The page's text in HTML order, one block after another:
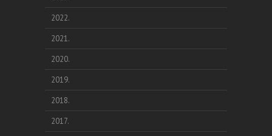
2022.
2021.
2020.
2019.
2018.
2017.